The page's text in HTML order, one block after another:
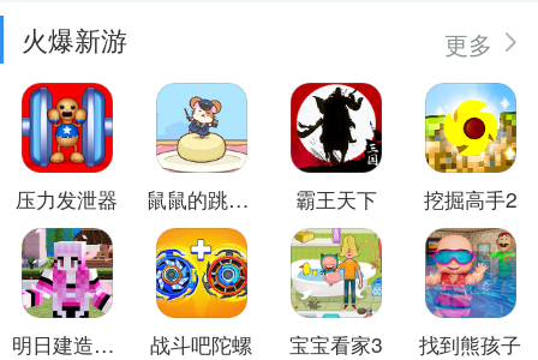
火爆新游 更多
压力发泄器 鼠鼠的跳跃冒险 霸王天下 挖掘高手2
明日建造大师 战斗吧陀螺 宝宝看家3 找到熊孩子